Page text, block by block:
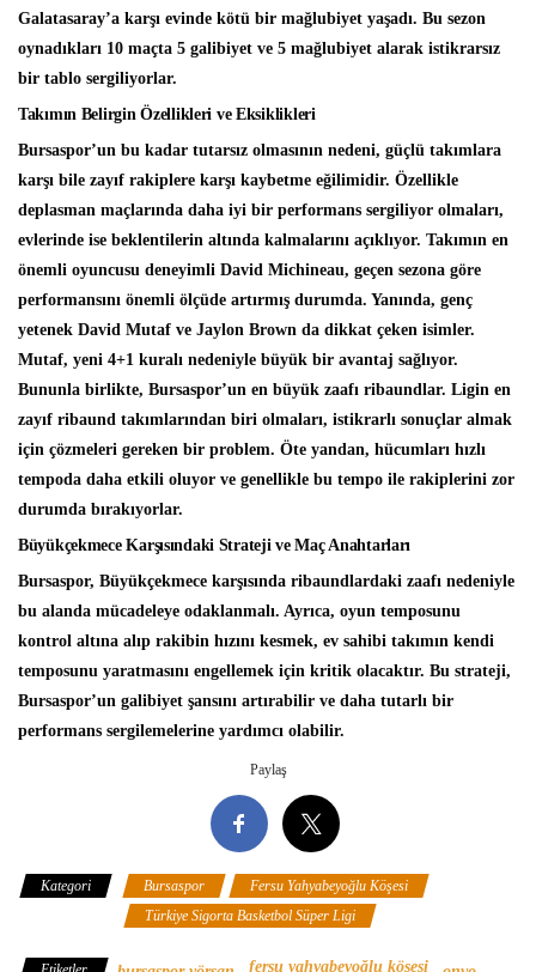
Galatasaray’a karşı evinde kötü bir mağlubiyet yaşadı. Bu sezon
oynadıkları 10 maçta 5 galibiyet ve 5 mağlubiyet alarak istikrarsız
bir tablo sergiliyorlar.
Takımın Belirgin Özellikleri ve Eksiklikleri
Bursaspor’un bu kadar tutarsız olmasının nedeni, güçlü takımlara
karşı bile zayıf rakiplere karşı kaybetme eğilimidir. Özellikle
deplasman maçlarında daha iyi bir performans sergiliyor olmaları,
evlerinde ise beklentilerin altında kalmalarını açıklıyor. Takımın en
önemli oyuncusu deneyimli David Michineau, geçen sezona göre
performansını önemli ölçüde artırmış durumda. Yanında, genç
yetenek David Mutaf ve Jaylon Brown da dikkat çeken isimler.
Mutaf, yeni 4+1 kuralı nedeniyle büyük bir avantaj sağlıyor.
Bununla birlikte, Bursaspor’un en büyük zaafı ribaundlar. Ligin en
zayıf ribaund takımlarından biri olmaları, istikrarlı sonuçlar almak
için çözmeleri gereken bir problem. Öte yandan, hücumları hızlı
tempoda daha etkili oluyor ve genellikle bu tempo ile rakiplerini zor
durumda bırakıyorlar.
Büyükçekmece Karşısındaki Strateji ve Maç Anahtarları
Bursaspor, Büyükçekmece karşısında ribaundlardaki zaafı nedeniyle
bu alanda mücadeleye odaklanmalı. Ayrıca, oyun temposunu
kontrol altına alıp rakibin hızını kesmek, ev sahibi takımın kendi
temposunu yaratmasını engellemek için kritik olacaktır. Bu strateji,
Bursaspor’un galibiyet şansını artırabilir ve daha tutarlı bir
performans sergilemelerine yardımcı olabilir.
Paylaş
Kategori Bursaspor Fersu Yahyabeyoğlu Köşesi
Türkiye Sigorta Basketbol Süper Ligi
fersu yahyabeyoğlu köşesi